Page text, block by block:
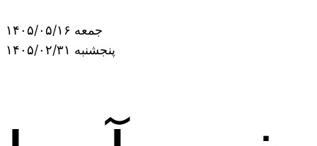
جمعه ۱۴۰۵/۰۵/۱۶
پنجشنبه ۱۴۰۵/۰۲/۳۱